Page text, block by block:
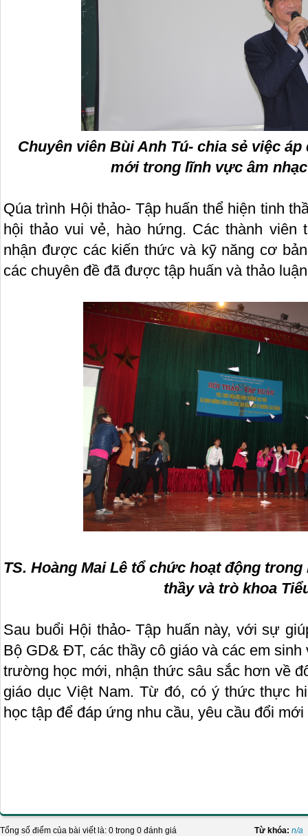
Chuyên viên Bùi Anh Tú- chia sẻ việc
mới trong lĩnh vực âm
Qúa trình Hội thảo- Tập huấn thể hiện tinh
hội thảo vui vẻ, hào hứng. Các thành viên
nhận được các kiến thức và kỹ năng cơ
các chuyên đề đã được tập huấn và thảo
TS. Hoàng Mai Lê tổ chức hoạt động
thầy và trò khoa
Sau buổi Hội thảo- Tập huấn này, với sự
Bộ GD& ĐT, các thầy cô giáo và các em
trường học mới, nhận thức sâu sắc hơn về
giáo dục Việt Nam. Từ đó, có ý thức thực
học tập để đáp ứng nhu cầu, yêu cầu đổi
Tổng số điểm của bài viết là: 0 trong 0 đánh giá
Từ khóa: n/a